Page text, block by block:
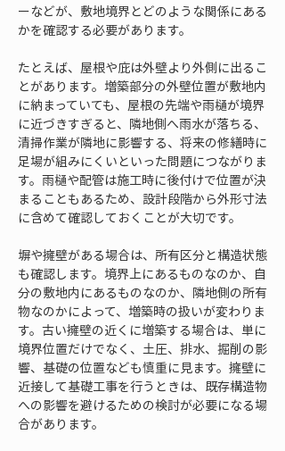
ーなどが、敷地境界とどのような関係にある
かを確認する必要があります。
たとえば、屋根や庇は外壁より外側に出るこ
とがあります。増築部分の外壁位置が敷地内
に納まっていても、屋根の先端や雨樋が境界
に近づきすぎると、隣地側へ雨水が落ちる、
清掃作業が隣地に影響する、将来の修繕時に
足場が組みにくいといった問題につながりま
す。雨樋や配管は施工時に後付けで位置が決
まることもあるため、設計段階から外形寸法
に含めて確認しておくことが大切です。
塀や擁壁がある場合は、所有区分と構造状態
も確認します。境界上にあるものなのか、自
分の敷地内にあるものなのか、隣地側の所有
物なのかによって、増築時の扱いが変わりま
す。古い擁壁の近くに増築する場合は、単に
境界位置だけでなく、土圧、排水、掘削の影
響、基礎の位置なども慎重に見ます。擁壁に
近接して基礎工事を行うときは、既存構造物
への影響を避けるための検討が必要になる場
合があります。